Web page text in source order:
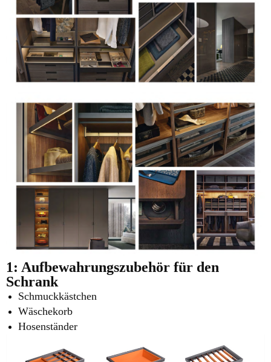
1: Aufbewahrungszubehör für den
Schrank
Schmuckkästchen
Wäschekorb
Hosenständer